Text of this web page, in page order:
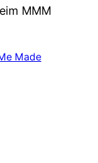
MMM
Made